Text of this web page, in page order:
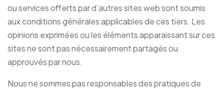
ou services offerts par d’autres sites web sont soumis
aux conditions générales applicables de ces tiers. Les
opinions exprimées ou les éléments apparaissant sur ces
sites ne sont pas nécessairement partagés ou
approuvés par nous.
Nous ne sommes pas responsables des pratiques de